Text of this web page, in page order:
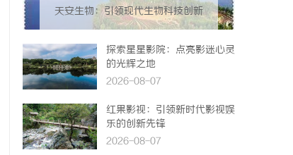
天安生物：引领现代生物科技创新
发展的先锋企业
探索星星影院：点亮影迷心灵
的光辉之地
2026-08-07
红果影视：引领新时代影视娱
乐的创新先锋
2026-08-07